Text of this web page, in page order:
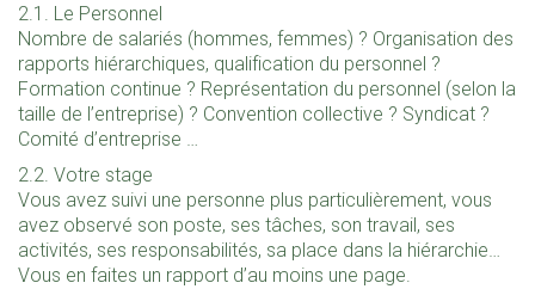
2.1. Le Personnel
Nombre de salariés (hommes, femmes) ? Organisation des
rapports hiérarchiques, qualification du personnel ?
Formation continue ? Représentation du personnel (selon la
taille de l’entreprise) ? Convention collective ? Syndicat ?
Comité d’entreprise …
2.2. Votre stage
Vous avez suivi une personne plus particulièrement, vous
avez observé son poste, ses tâches, son travail, ses
activités, ses responsabilités, sa place dans la hiérarchie…
Vous en faites un rapport d’au moins une page.